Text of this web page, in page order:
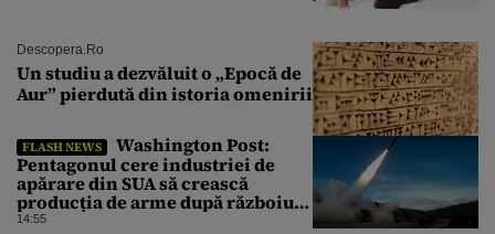
Descopera.ro
Un studiu a dezvăluit o „Epocă de
Aur” pierdută din istoria omenirii
FLASH NEWS
Washington Post:
Pentagonul cere industriei de
apărare din SUA să crească
producția de arme după războiul
cu Iranul
14:55